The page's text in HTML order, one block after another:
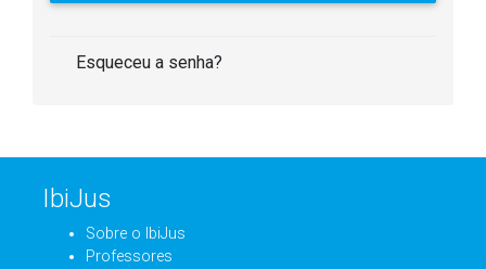
Esqueceu a senha?
IbiJus
Sobre o IbiJus
Professores